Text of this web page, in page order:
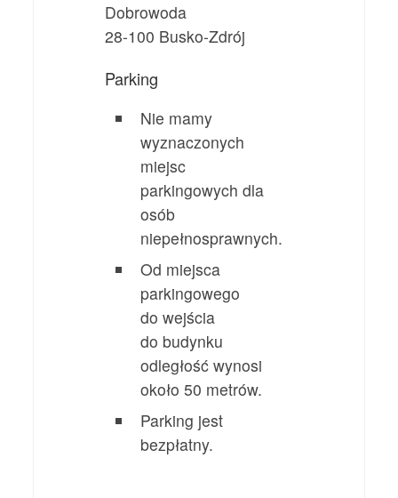
Dobrowoda
28-100 Busko-Zdrój
Parking
Nie mamy
wyznaczonych
miejsc
parkingowych dla
osób
niepełnosprawnych.
Od miejsca
parkingowego
do wejścia
do budynku
odległość wynosi
około 50 metrów.
Parking jest
bezpłatny.